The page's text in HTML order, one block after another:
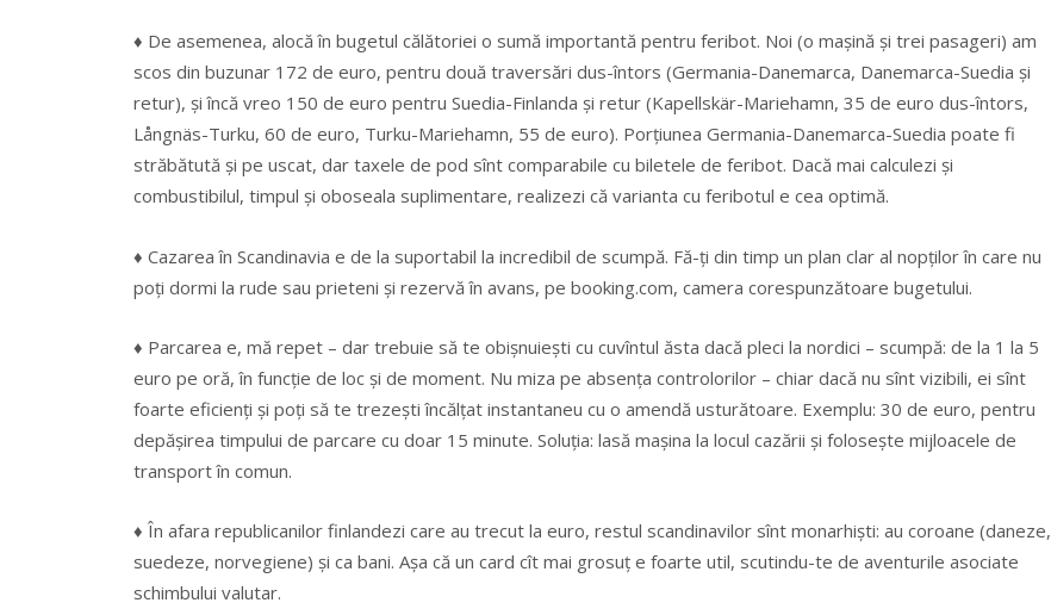
♦ De asemenea, alocă în bugetul călătoriei o sumă importantă pentru feribot. Noi (o mașină și trei pasageri) am
scos din buzunar 172 de euro, pentru două traversări dus-întors (Germania-Danemarca, Danemarca-Suedia şi
retur), şi încă vreo 150 de euro pentru Suedia-Finlanda şi retur (Kapellskär-Mariehamn, 35 de euro dus-întors,
Långnäs-Turku, 60 de euro, Turku-Mariehamn, 55 de euro). Porțiunea Germania-Danemarca-Suedia poate fi
străbătută și pe uscat, dar taxele de pod sînt comparabile cu biletele de feribot. Dacă mai calculezi și
combustibilul, timpul și oboseala suplimentare, realizezi că varianta cu feribotul e cea optimă.
♦ Cazarea în Scandinavia e de la suportabil la incredibil de scumpă. Fă-ți din timp un plan clar al nopților în care nu
poți dormi la rude sau prieteni și rezervă în avans, pe booking.com, camera corespunzătoare bugetului.
♦ Parcarea e, mă repet – dar trebuie să te obișnuiești cu cuvîntul ăsta dacă pleci la nordici – scumpă: de la 1 la 5
euro pe oră, în funcţie de loc şi de moment. Nu miza pe absența controlorilor – chiar dacă nu sînt vizibili, ei sînt
foarte eficienți şi poți să te trezești încălţat instantaneu cu o amendă usturătoare. Exemplu: 30 de euro, pentru
depăşirea timpului de parcare cu doar 15 minute. Soluția: lasă mașina la locul cazării și folosește mijloacele de
transport în comun.
♦ În afara republicanilor finlandezi care au trecut la euro, restul scandinavilor sînt monarhişti: au coroane (daneze,
suedeze, norvegiene) şi ca bani. Aşa că un card cît mai grosuț e foarte util, scutindu-te de aventurile asociate
schimbului valutar.